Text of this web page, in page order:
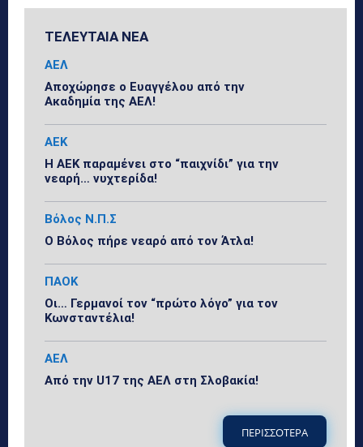
ΤΕΛΕΥΤΑΙΑ ΝΕΑ
ΑΕΛ
Αποχώρησε ο Ευαγγέλου από την
Ακαδημία της ΑΕΛ!
ΑΕΚ
Η ΑΕΚ παραμένει στο “παιχνίδι” για την
νεαρή… νυχτερίδα!
Βόλος Ν.Π.Σ
Ο Βόλος πήρε νεαρό από τον Άτλα!
ΠΑΟΚ
Οι… Γερμανοί τον “πρώτο λόγο” για τον
Κωνσταντέλια!
ΑΕΛ
Από την U17 της ΑΕΛ στη Σλοβακία!
ΠΕΡΙΣΣΟΤΕΡΑ